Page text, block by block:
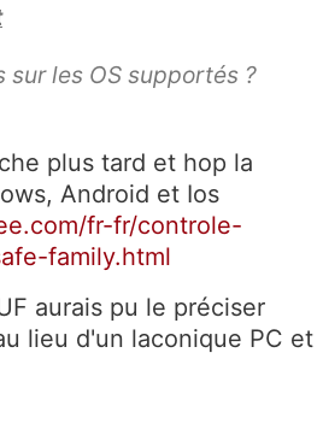
sur les OS supportés ?
plus tard et hop la
Android et Ios
fr-fr/controle-
family.html
aurais pu le préciser
lieu d'un laconique PC et